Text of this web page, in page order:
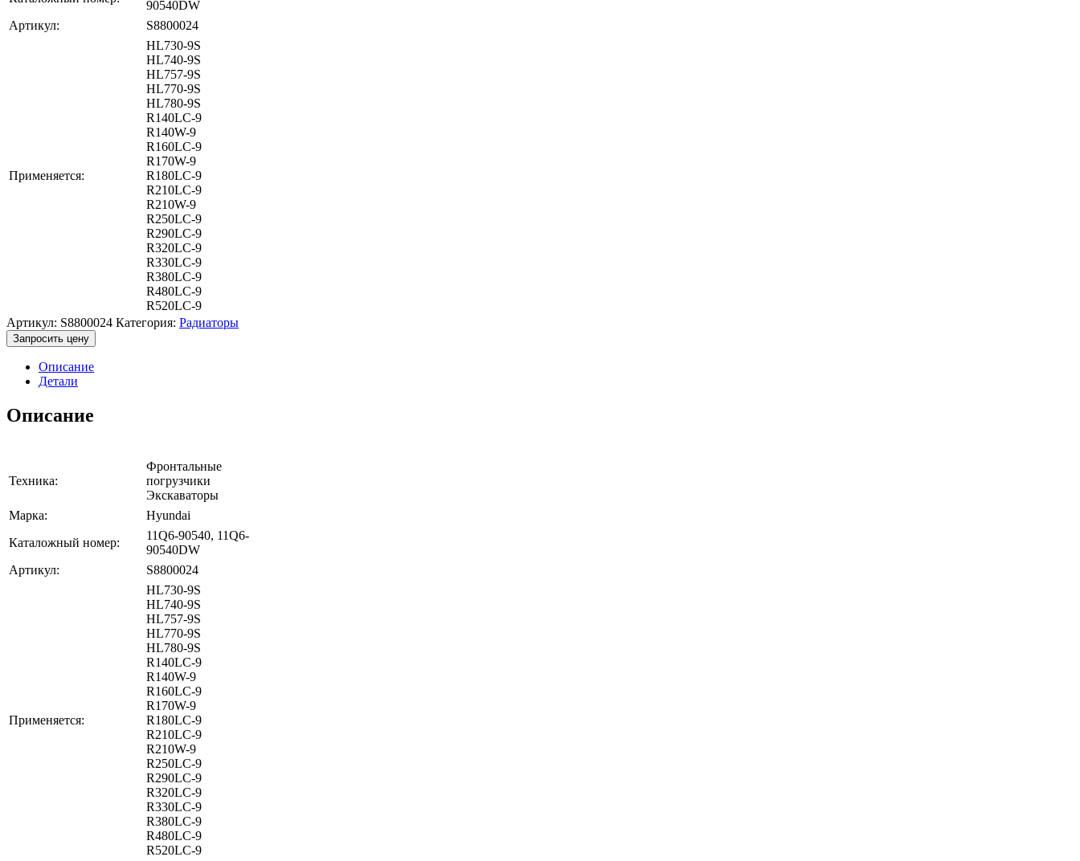
90540DW
Артикул:
S8800024
Применяется:
HL730-9S
HL740-9S
HL757-9S
HL770-9S
HL780-9S
R140LC-9
R140W-9
R160LC-9
R170W-9
R180LC-9
R210LC-9
R210W-9
R250LC-9
R290LC-9
R320LC-9
R330LC-9
R380LC-9
R480LC-9
R520LC-9
Артикул: S8800024 Категория: Радиаторы
Запросить цену
Описание
Детали
Описание
Техника:
Фронтальные
погрузчики
Экскаваторы
Марка:
Hyundai
Каталожный номер:
11Q6-90540, 11Q6-
90540DW
Артикул:
S8800024
Применяется:
HL730-9S
HL740-9S
HL757-9S
HL770-9S
HL780-9S
R140LC-9
R140W-9
R160LC-9
R170W-9
R180LC-9
R210LC-9
R210W-9
R250LC-9
R290LC-9
R320LC-9
R330LC-9
R380LC-9
R480LC-9
R520LC-9